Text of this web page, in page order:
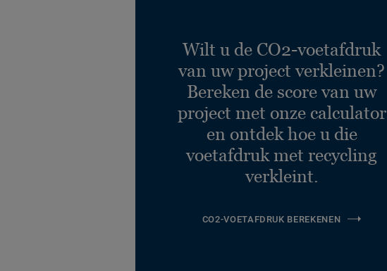
Wilt u de CO2-voetafdruk
van uw project verkleinen?
Bereken de score van uw
project met onze calculator
en ontdek hoe u die
voetafdruk met recycling
verkleint.
CO2-VOETAFDRUK BEREKENEN